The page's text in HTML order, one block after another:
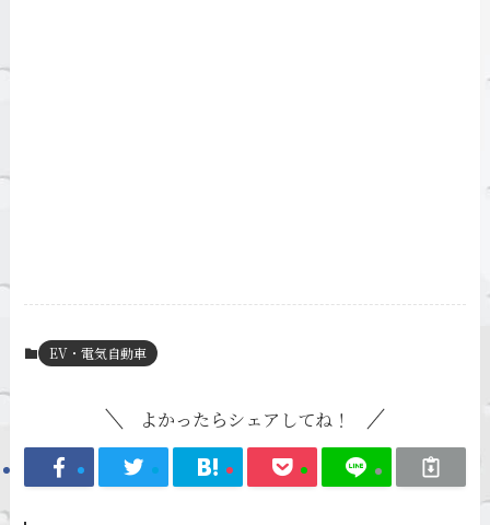
EV・電気自動車
よかったらシェアしてね！